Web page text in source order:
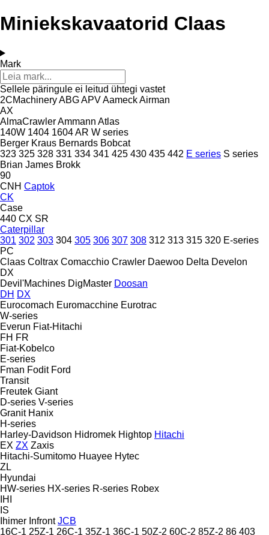
Miniekskavaatorid Claas
Mark
Sellele päringule ei leitud ühtegi vastet
2CMachineryABGAPVAameckAirman
AX
AlmaCrawlerAmmann Atlas
140W 1404 1604AR W series
Berger Kraus Bernards Bobcat
323 325 328 331 334 341 425 430 435 442 E series S series
Brian James Brokk
90
CNH Captok
CK
Case
440 CX SR
Caterpillar
301 302 303 304 305 306 307 308 312 313 315 320 E-series
PC
Claas Coltrax Comacchio Crawler Daewoo Delta Develon
DX
Devil'Machines DigMaster Doosan
DH DX
Eurocomach Euromacchine Eurotrac
W-series
Everun Fiat-Hitachi
FH FR
Fiat-Kobelco
E-series
Fman Fodit Ford
Transit
Freutek Giant
D-series V-series
Granit Hanix
H-series
Harley-Davidson Hidromek Hightop Hitachi
EX ZX Zaxis
Hitachi-Sumitomo Huayee Hytec
ZL
Hyundai
HW-series HX-series R-series Robex
IHI
IS
Ihimer Infront JCB
16C-1 25Z-1 26C-1 35Z-1 36C-1 50Z-2 60C-2 85Z-2 86 403